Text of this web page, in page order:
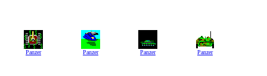
Panzer Panzer Panzer Panzer